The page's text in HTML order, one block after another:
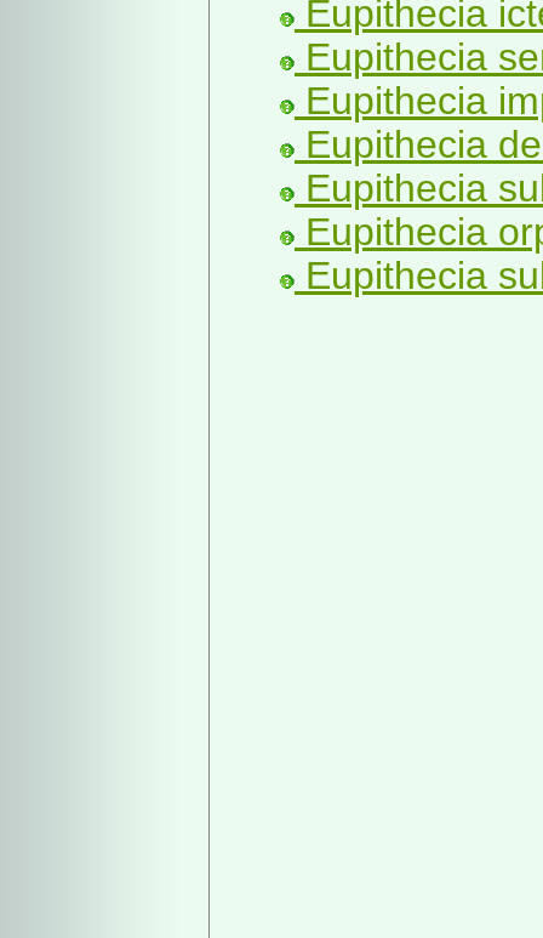
Eupithecia
Eupithecia
Eupithecia
Eupithecia
Eupithecia
Eupithecia
Eupithecia